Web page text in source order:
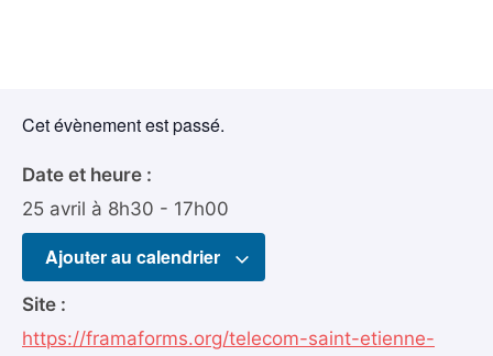
Cet évènement est passé.
Date et heure :
25 avril à 8h30 - 17h00
Ajouter au calendrier
Site :
https://framaforms.org/telecom-saint-etienne-